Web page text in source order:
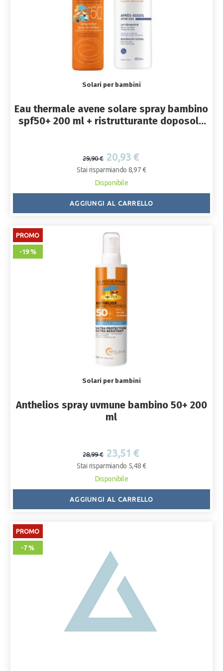
Solari per bambini
Eau thermale avene solare spray bambino
spf50+ 200 ml + ristrutturante doposole
29,90 € 20,93 €
Stai risparmiando 8,97 €
Disponibile
AGGIUNGI AL CARRELLO
PROMO
-19 %
Solari per bambini
Anthelios spray uvmune bambino 50+ 200
ml
28,99 € 23,51 €
Stai risparmiando 5,48 €
Disponibile
AGGIUNGI AL CARRELLO
PROMO
-7 %